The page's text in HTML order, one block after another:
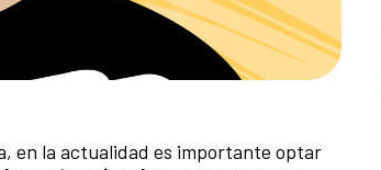
en la actualidad es importante optar